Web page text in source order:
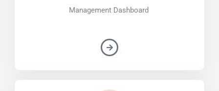
Management Dashboard